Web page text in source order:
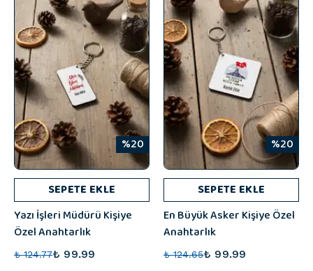
%20
SEPETE EKLE
Yazı İşleri Müdürü Kişiye
Özel Anahtarlık
₺ 124.77₺ 99.99
%20
SEPETE EKLE
En Büyük Asker Kişiye Özel
Anahtarlık
₺ 124.65₺ 99.99